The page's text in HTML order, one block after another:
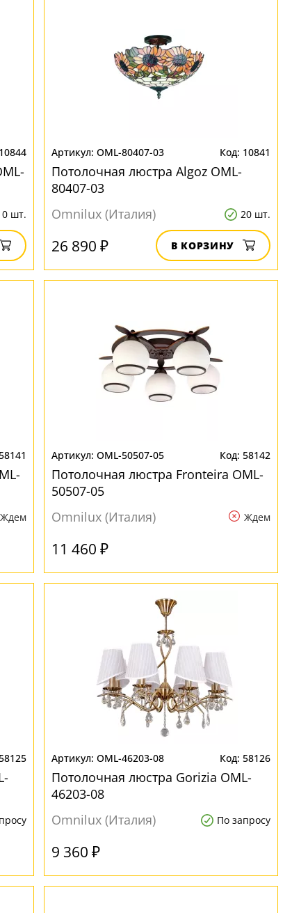
10844
шт.
OML-80407-03 10841
Потолочная люстра Algoz OML-
80407-03
Omnilux (Италия)
20 шт.
26 890 ₽ В КОРЗИНУ
Ждем
OML-50507-05 58142
Потолочная люстра Fronteira OML-
50507-05
Omnilux (Италия)
Ждем
11 460 ₽
OML-46203-08 58126
Потолочная люстра Gorizia OML-
46203-08
Omnilux (Италия)
По запросу
9 360 ₽